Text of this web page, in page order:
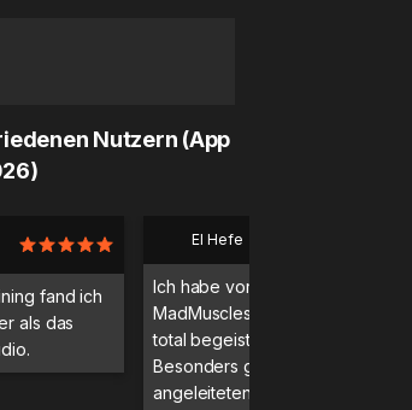
Nutzern (App
fand ich
als das
El Hefe
Ich habe vor ein paar Monaten mit
MadMuscles angefangen und bin
total begeistert vom Programm.
Besonders gut gefallen mir die
angeleiteten Workouts und der